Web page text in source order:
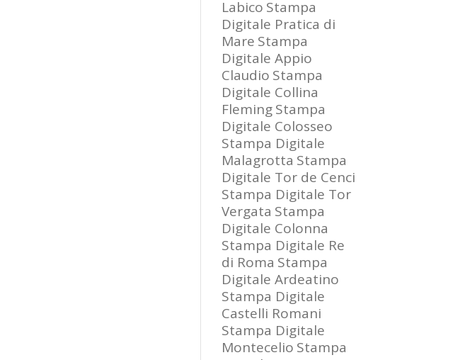
Labico Stampa
Digitale Pratica di
Mare Stampa
Digitale Appio
Claudio Stampa
Digitale Collina
FlemingStampa
Digitale Colosseo
Stampa Digitale
Malagrotta Stampa
Digitale Tor de Cenci
Stampa Digitale Tor
Vergata Stampa
Digitale Colonna
Stampa Digitale Re
di Roma Stampa
Digitale Ardeatino
Stampa Digitale
Castelli Romani
Stampa Digitale
Montecelio Stampa